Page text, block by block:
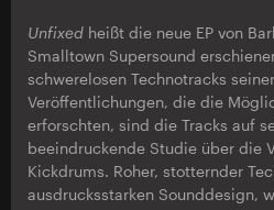
Unfixed heißt die neue EP von
Smalltown Supersound
schwerelosen Technotracks
Veröffentlichungen, die die
erforschten, sind die Tracks auf
beeindruckende Studie über die
Kickdrums. Roher, stotternder
ausdrucksstarken Sounddesign,